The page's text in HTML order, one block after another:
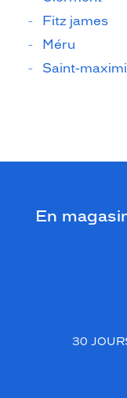
Fitz james
Méru
Saint-
En
30